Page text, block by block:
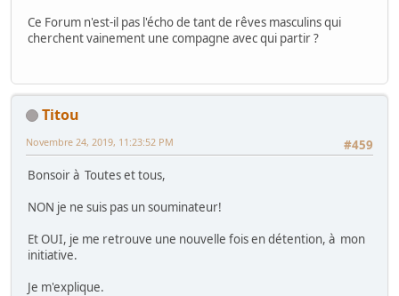
Ce Forum n'est-il pas l'écho de tant de rêves masculins qui
cherchent vainement une compagne avec qui partir ?
Titou
#459
Novembre 24, 2019, 11:23:52 PM
Bonsoir à Toutes et tous,
NON je ne suis pas un souminateur!
Et OUI, je me retrouve une nouvelle fois en détention, à mon
initiative.
Je m'explique.